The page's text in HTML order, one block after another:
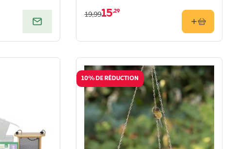
15,29
19,99
10% DE RÉDUCTION